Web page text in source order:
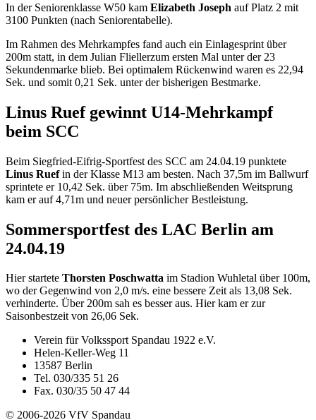
In der Seniorenklasse W50 kam Elizabeth Joseph auf Platz 2 mit
3100 Punkten (nach Seniorentabelle).
Im Rahmen des Mehrkampfes fand auch ein Einlagesprint über
200m statt, in dem Julian Fliellerzum ersten Mal unter der 23
Sekundenmarke blieb. Bei optimalem Rückenwind waren es 22,94
Sek. und somit 0,21 Sek. unter der bisherigen Bestmarke.
Linus Ruef gewinnt U14-Mehrkampf
beim SCC
Beim Siegfried-Eifrig-Sportfest des SCC am 24.04.19 punktete
Linus Ruefin der Klasse M13 am besten. Nach 37,5m im Ballwurf
sprintete er 10,42 Sek. über 75m. Im abschließenden Weitsprung
kam er auf 4,71m und neuer persönlicher Bestleistung.
Sommersportfest des LAC Berlin am
24.04.19
Hier startete Thorsten Poschwatta im Stadion Wuhletal über 100m,
wo der Gegenwind von 2,0 m/s. eine bessere Zeit als 13,08 Sek.
verhinderte. Über 200m sah es besser aus. Hier kam er zur
Saisonbestzeit von 26,06 Sek.
Verein für Volkssport Spandau 1922 e.V.
Helen-Keller-Weg 11
13587 Berlin
Tel. 030/335 51 26
Fax. 030/35 50 47 44
© 2006-2026 VfV Spandau